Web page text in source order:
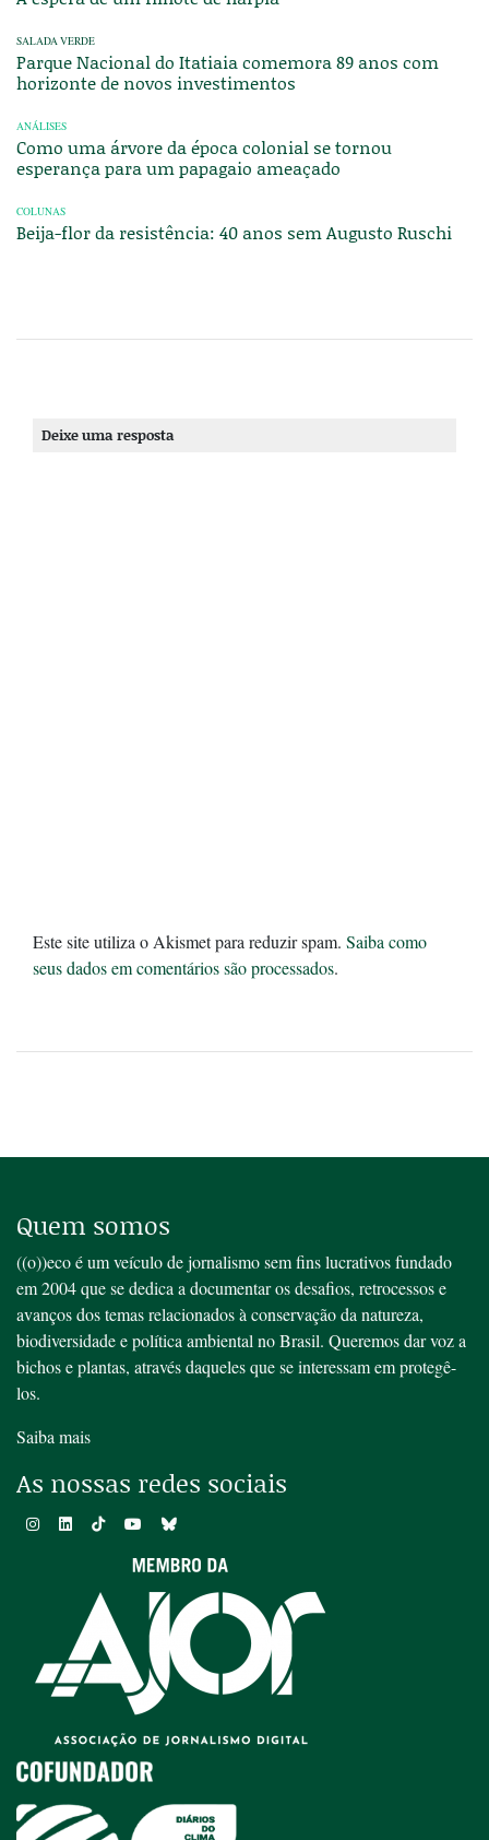
SALADA VERDE
Parque Nacional do Itatiaia comemora 89 anos com
horizonte de novos investimentos
ANÁLISES
Como uma árvore da época colonial se tornou
esperança para um papagaio ameaçado
COLUNAS
Beija-flor da resistência: 40 anos sem Augusto Ruschi
Deixe uma resposta
Este site utiliza o Akismet para reduzir spam. Saiba como
seus dados em comentários são processados.
Quem somos
((o))eco é um veículo de jornalismo sem fins lucrativos fundado
em 2004 que se dedica a documentar os desafios, retrocessos e
avanços dos temas relacionados à conservação da natureza,
biodiversidade e política ambiental no Brasil. Queremos dar voz a
bichos e plantas, através daqueles que se interessam em protegê-
los.
Saiba mais
As nossas redes sociais